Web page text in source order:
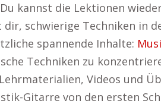
kannst die Lektionen
schwierige Techniken in
spannende Inhalte:
Techniken zu
Videos und
Gitarre von den ersten